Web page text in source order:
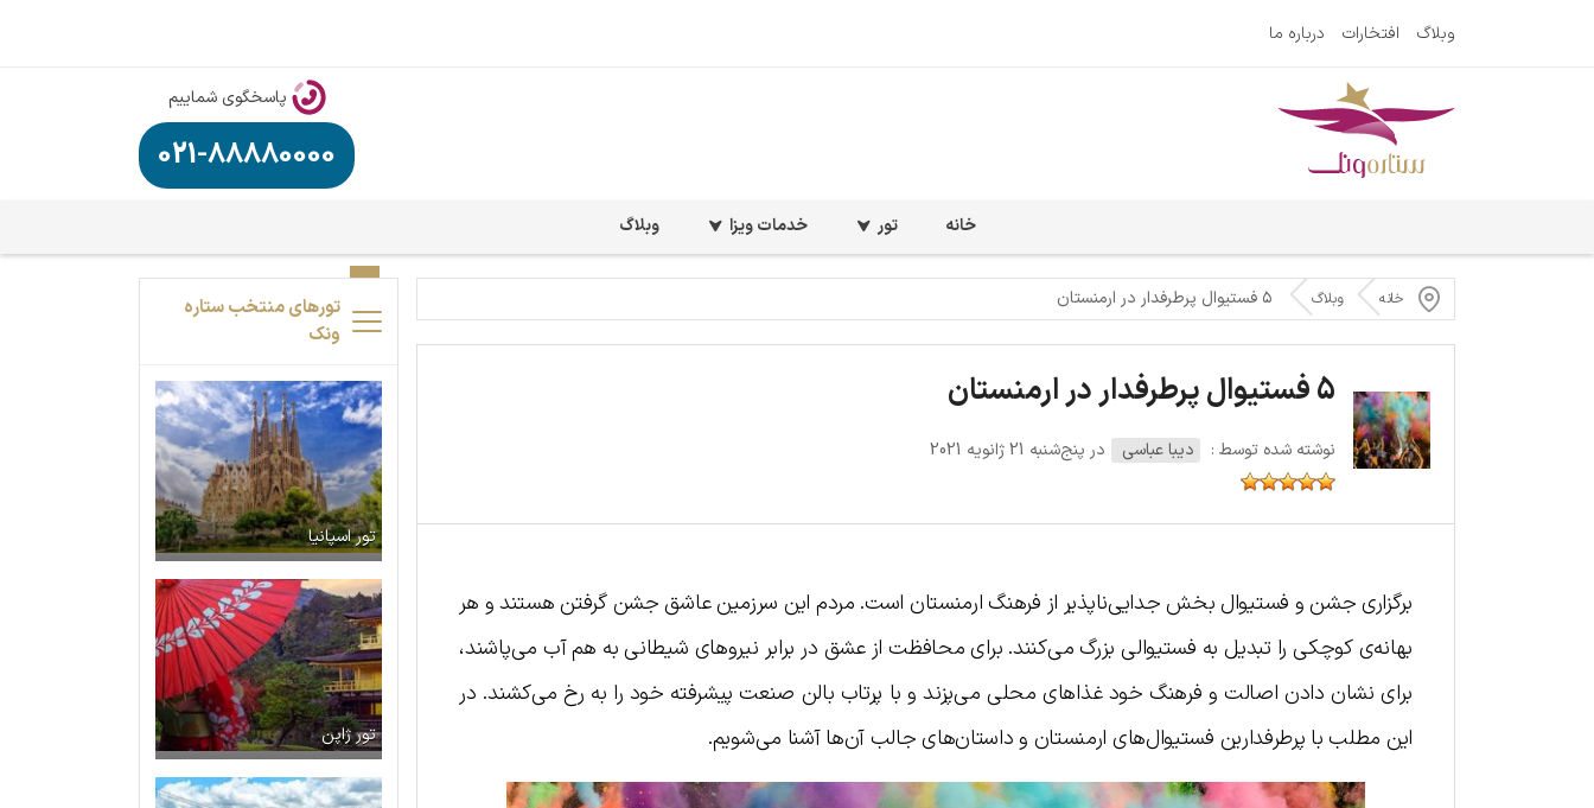
وبلاگ افتخارات درباره ما
پاسخگوی شماییم
021-88880000
خانه تور خدمات ویزا وبلاگ
خانه وبلاگ ۵ فستیوال پرطرفدار در ارمنستان
5 فستیوال پرطرفدار در ارمنستان
نوشته شده توسط : دیبا عباسی در پنج‌شنبه 21 ژانویه 2021
برگزاری جشن و فستیوال بخش جدایی‌ناپذیر از فرهنگ ارمنستان است. مردم این سرزمین عاشق جشن گرفتن هستند و هر
بهانه‌ی کوچکی را تبدیل به فستیوالی بزرگ می‌کنند. برای محافظت از عشق در برابر نیروهای شیطانی به هم آب می‌پاشند،
برای نشان دادن اصالت و فرهنگ خود غذاهای محلی می‌پزند و با پرتاب بالن صنعت پیشرفته خود را به رخ می‌کشند. در
این مطلب با پرطرفدارین فستیوال‌های ارمنستان و داستان‌های جالب آن‌ها آشنا می‌شویم.
تورهای منتخب ستاره
ونک
تور اسپانیا
تور ژاپن